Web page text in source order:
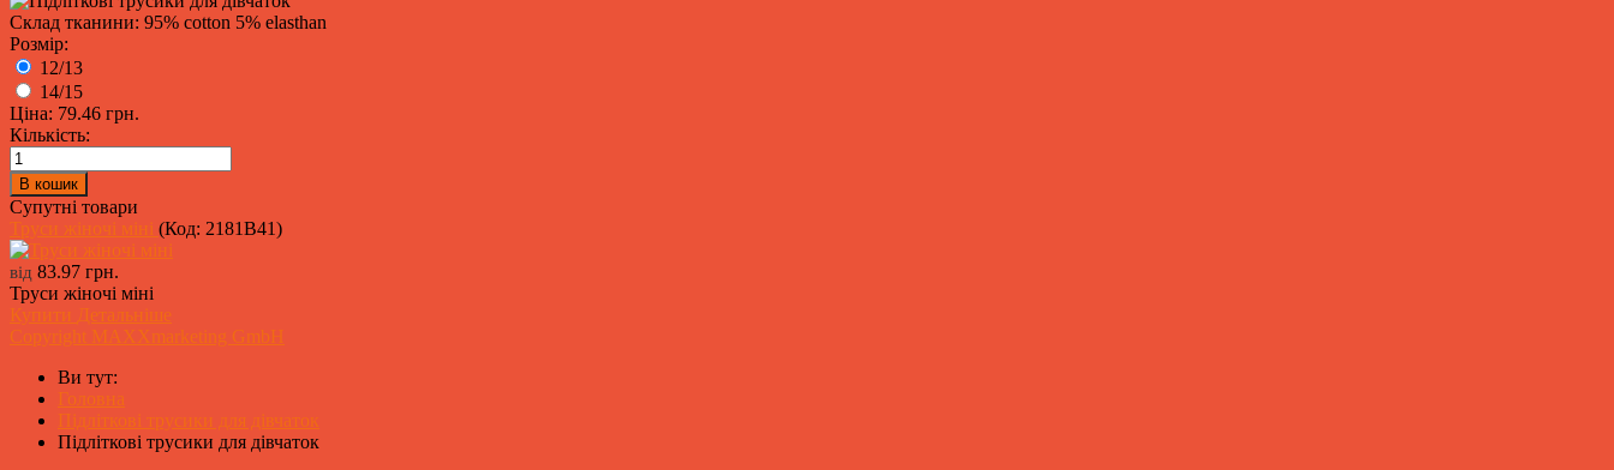
Склад тканини: 95% cotton 5% elasthan
Розмір:
12/13
14/15
Ціна: 79.46 грн.
Кількість:
Супутні товари
Труси жіночі міні (Код: 2181B41)
від 83.97 грн.
Труси жіночі міні
Купити Детальніше
Copyright MAXXmarketing GmbH
Ви тут:
Головна
Підліткові трусики для дівчаток
Підліткові трусики для дівчаток